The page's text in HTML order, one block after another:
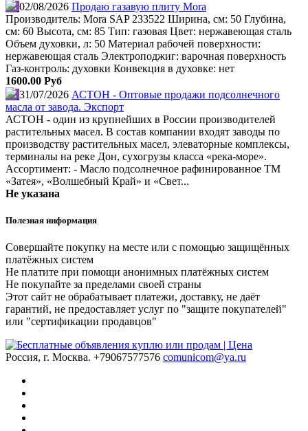
02/08/2026 Продаю газавую плиту Mora
Производитель: Mora SAP 233522 Ширина, см: 50 Глубина,
см: 60 Высота, см: 85 Тип: газовая Цвет: нержавеющая сталь
Объем духовки, л: 50 Материал рабочей поверхности:
нержавеющая сталь Электроподжиг: варочная поверхность
Газ-контроль: духовки Конвекция в духовке: нет
1600.00 Руб
31/07/2026 АСТОН - Оптовые продажи подсолнечного
масла от завода. Экспорт
АСТОН - один из крупнейших в России производителей
растительных масел. В состав компании входят заводы по
производству растительных масел, элеваторные комплексы,
терминалы на реке Дон, сухогрузы класса «река-море».
Ассортимент: - Масло подсолнечное рафинированное ТМ
«Затея», «Волшебный Край» и «Свет...
Не указана
Полезная информация
Совершайте покупку на месте или с помощью защищённых
платёжных систем
Не платите при помощи анонимных платёжных систем
Не покупайте за пределами своей страны
Этот сайт не обрабатывает платежи, доставку, не даёт
гарантий, не предоставляет услуг по "защите покупателей"
или "сертификации продавцов"
Россия, г. Москва. +79067577576 comunicom@ya.ru